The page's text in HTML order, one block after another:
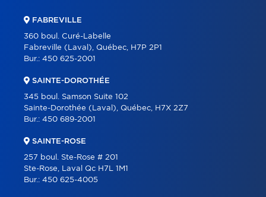
FABREVILLE
360 boul. Curé-Labelle
Fabreville (Laval), Québec, H7P 2P1
Bur.: 450 625-2001
SAINTE-DOROTHÉE
345 boul. Samson Suite 102
Sainte-Dorothée (Laval), Québec, H7X 2Z7
Bur.: 450 689-2001
SAINTE-ROSE
257 boul. Ste-Rose # 201
Ste-Rose, Laval Qc H7L 1M1
Bur.: 450 625-4005